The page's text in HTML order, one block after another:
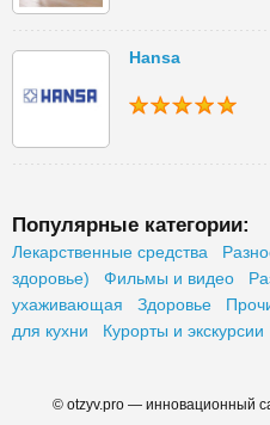
Hansa
Популярные категории:
Лекарственные средства
здоровье)
Фильмы и видео
ухаживающая
Здоровье
для кухни
Курорты и экскурсии
© otzyv.pro — инновационный